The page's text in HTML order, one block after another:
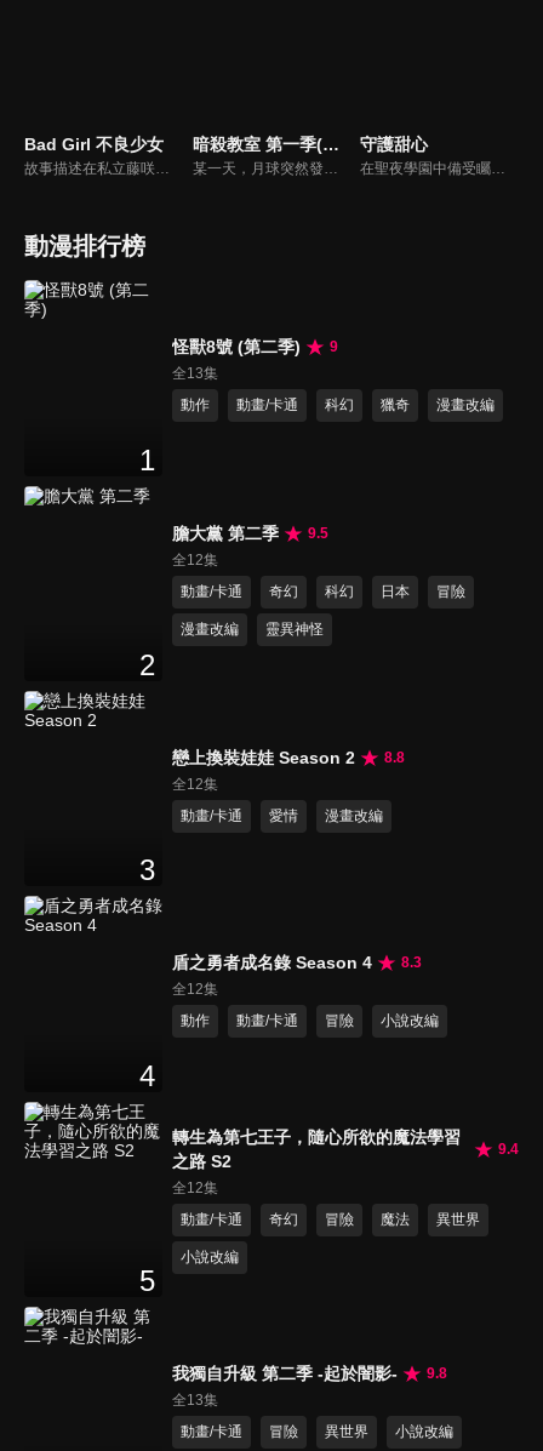
Bad Girl 不良少女
故事描述在私立藤咲高中上學的一年級生「優谷優」，是個眾所皆知的資優生。不過當她遇見風紀委員長的水鳥亞鳥時，生活就此產生了變化。為了吸引那宛如聖母般的亞鳥注意，優立志不再作為一名資優生、而是試圖成為一名壞壞的不良少年為目標奮鬥。
暗殺教室 第一季(中文版)
某一天，月球突然發生爆炸，約有七成都蒸發掉了。自稱是犯人，還揚言明年三月連地球也要炸掉的超生物，不知為何來到椚丘國中三年E班擔任老師。各國元首都無法殺了它，只好委託椚丘國中三年E班的學生，酬勞是一百億日圓！他們能否再畢業前解決「殺老師」…？
守護甜心
在聖夜學園中備受矚目的小學生亞夢，以酷帥又冷淡的形象成為話題中心，但其實的她，一直渴望成為真正理想中的自己。某天，在她許下改變的心願後，三顆神祕的蛋突然出現在枕邊，從中誕生出名為「守護甜心」的奇妙存在──亞夢的變身冒險，就此展開！
動漫排行榜
1
怪獸8號 (第二季)
9
全13集
動作
動畫/卡通 科幻 獵奇 漫畫改編
2
膽大黨 第二季
9.5
全12集
動畫/卡通
奇幻 科幻 日本 冒險
漫畫改編 靈異神怪
3
戀上換裝娃娃 Season 2
8.8
全12集
動畫/卡通
愛情 漫畫改編
4
盾之勇者成名錄 Season 4
8.3
全12集
動作
動畫/卡通 冒險 小說改編
5
轉生為第七王子，隨心所欲的魔法學習
之路 S2
9.4
全12集
動畫/卡通
奇幻 冒險 魔法 異世界
小說改編
我獨自升級 第二季 -起於闇影-
9.8
全13集
動畫/卡通
冒險 異世界 小說改編